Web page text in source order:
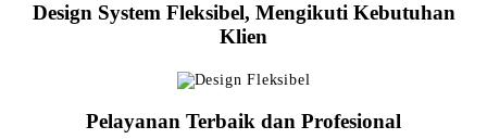
Design System Fleksibel, Mengikuti Kebutuhan
Klien
Pelayanan Terbaik dan Profesional